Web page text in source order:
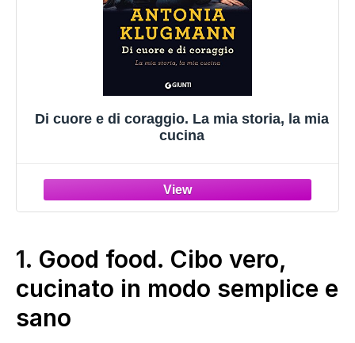
Di cuore e di coraggio. La mia storia, la mia
cucina
1. Good food. Cibo vero,
cucinato in modo semplice e
sano